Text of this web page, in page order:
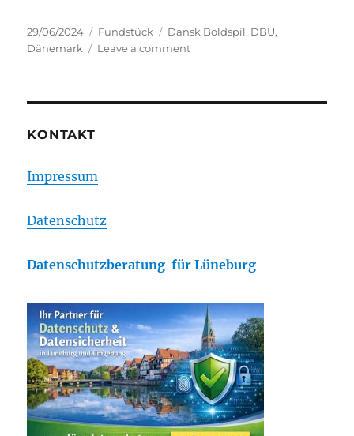
Posted
on
29/06/2024 Categories
Fundstück Tags
Dansk Boldspil, DBU,
Dänemark
Leave a commenton
KONTAKT
Impressum
Datenschutz
Datenschutzberatung für Lüneburg